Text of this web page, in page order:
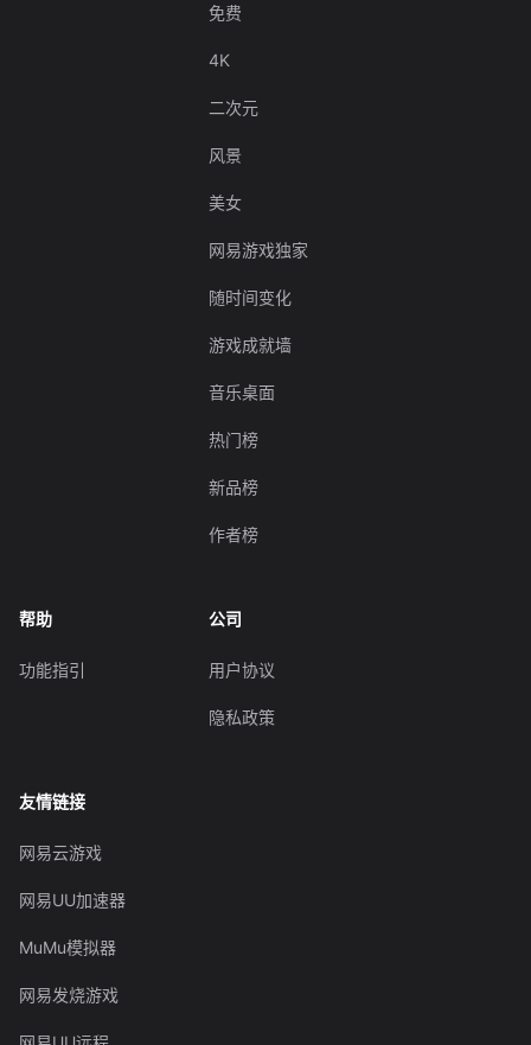
免费
4K
二次元
风景
美女
网易游戏独家
随时间变化
游戏成就墙
音乐桌面
热门榜
新品榜
作者榜
帮助
功能指引
公司
用户协议
隐私政策
友情链接
网易云游戏
网易UU加速器
MuMu模拟器
网易发烧游戏